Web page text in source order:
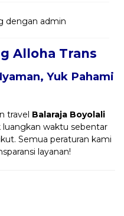
dengan admin
Alloha Trans
Yuk Pahami
travel Balaraja Boyolali
luangkan waktu sebentar
Semua peraturan kami
layanan!